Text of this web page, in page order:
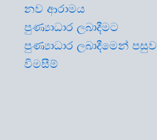
නව ආරාමය
පුණ්‍යාධාර ලබාදීමට
පුණ්‍යාධාර ලබාදීමෙන් පසුව
විමසීම්